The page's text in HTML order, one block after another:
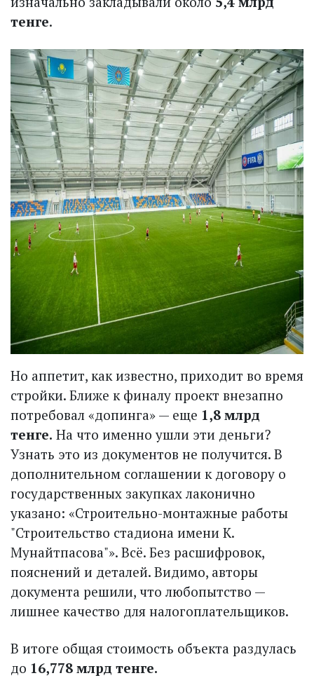
тенге.
Но аппетит, как известно, приходит во время
стройки. Ближе к финалу проект внезапно
потребовал «допинга» — еще 1,8 млрд
тенге. На что именно ушли эти деньги?
Узнать это из документов не получится. В
дополнительном соглашении к договору о
государственных закупках лаконично
указано: «Строительно-монтажные работы
"Строительство стадиона имени К.
Мунайтпасова"». Всё. Без расшифровок,
пояснений и деталей. Видимо, авторы
документа решили, что любопытство —
лишнее качество для налогоплательщиков.
В итоге общая стоимость объекта раздулась
до 16,778 млрд тенге.